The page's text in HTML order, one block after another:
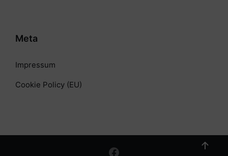
Meta
Impressum
Cookie Policy (EU)